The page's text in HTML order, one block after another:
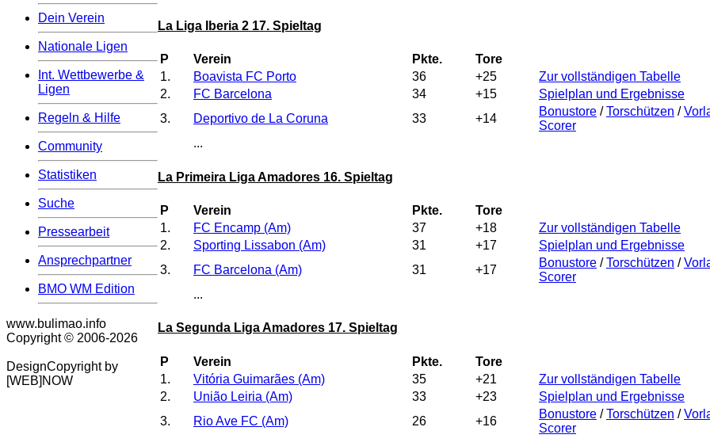
Dein Verein
Nationale Ligen
Int. Wettbewerbe &
Ligen
Regeln & Hilfe
Community
Statistiken
Suche
Pressearbeit
Ansprechpartner
BMO WM Edition
www.bulimao.info
Copyright © 2006-2026
DesignCopyright by
[WEB]NOW
La Liga Iberia 2 17. Spieltag
P Verein Pkte.
Tore
1.
Boavista FC Porto 36 +25
Zur vollständigen Tabelle
2.
FC Barcelona 34 +15
Spielplan und Ergebnisse
3.
Deportivo de La Coruna 33 +14
Bonustore / Torschützen /
Scorer
...
La Primeira Liga Amadores 16. Spieltag
P Verein Pkte.
Tore
1.
FC Encamp (Am) 37 +18
Zur vollständigen Tabelle
2.
Sporting Lissabon (Am) 31 +17
Spielplan und Ergebnisse
3.
FC Barcelona (Am) 31 +17
Bonustore /Torschützen /
Scorer
...
La Segunda Liga Amadores 17. Spieltag
P Verein Pkte.
Tore
1.
Vitória Guimarães (Am) 35 +21
Zur vollständigen Tabelle
2.
União Leiria (Am) 33 +23
Spielplan und Ergebnisse
3.
Rio Ave FC (Am) 26 +16
Bonustore /Torschützen /
Scorer